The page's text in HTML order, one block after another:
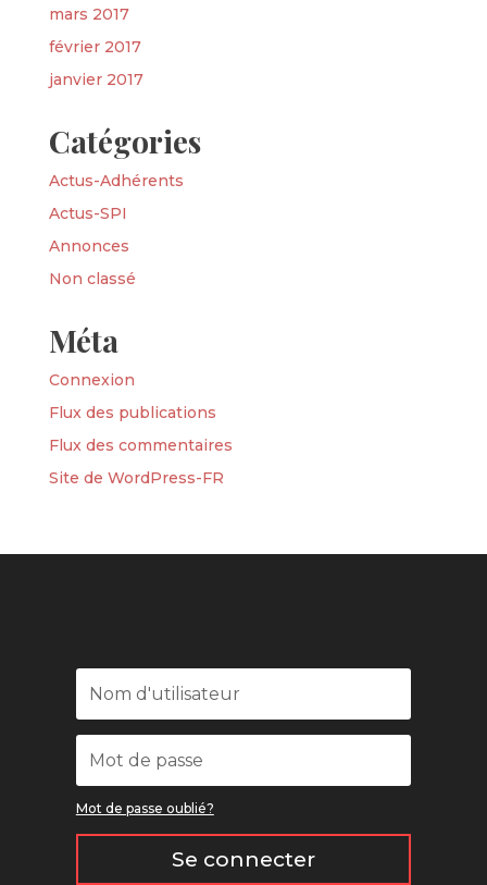
mars 2017
février 2017
janvier 2017
Catégories
Actus-Adhérents
Actus-SPI
Annonces
Non classé
Méta
Connexion
Flux des publications
Flux des commentaires
Site de WordPress-FR
Mot de passe oublié?
Se connecter